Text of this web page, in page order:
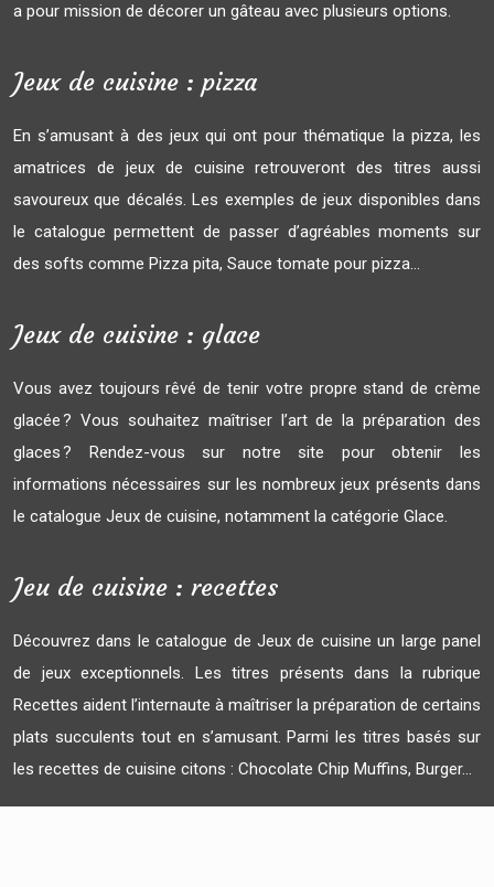
a pour mission de décorer un gâteau avec plusieurs options.
Jeux de cuisine : pizza
En s’amusant à des jeux qui ont pour thématique la pizza, les
amatrices de jeux de cuisine retrouveront des titres aussi
savoureux que décalés. Les exemples de jeux disponibles dans
le catalogue permettent de passer d’agréables moments sur
des softs comme Pizza pita, Sauce tomate pour pizza…
Jeux de cuisine : glace
Vous avez toujours rêvé de tenir votre propre stand de crème
glacée ? Vous souhaitez maîtriser l’art de la préparation des
glaces ? Rendez-vous sur notre site pour obtenir les
informations nécessaires sur les nombreux jeux présents dans
le catalogue Jeux de cuisine, notamment la catégorie Glace.
Jeu de cuisine : recettes
Découvrez dans le catalogue de Jeux de cuisine un large panel
de jeux exceptionnels. Les titres présents dans la rubrique
Recettes aident l’internaute à maîtriser la préparation de certains
plats succulents tout en s’amusant. Parmi les titres basés sur
les recettes de cuisine citons : Chocolate Chip Muffins, Burger…